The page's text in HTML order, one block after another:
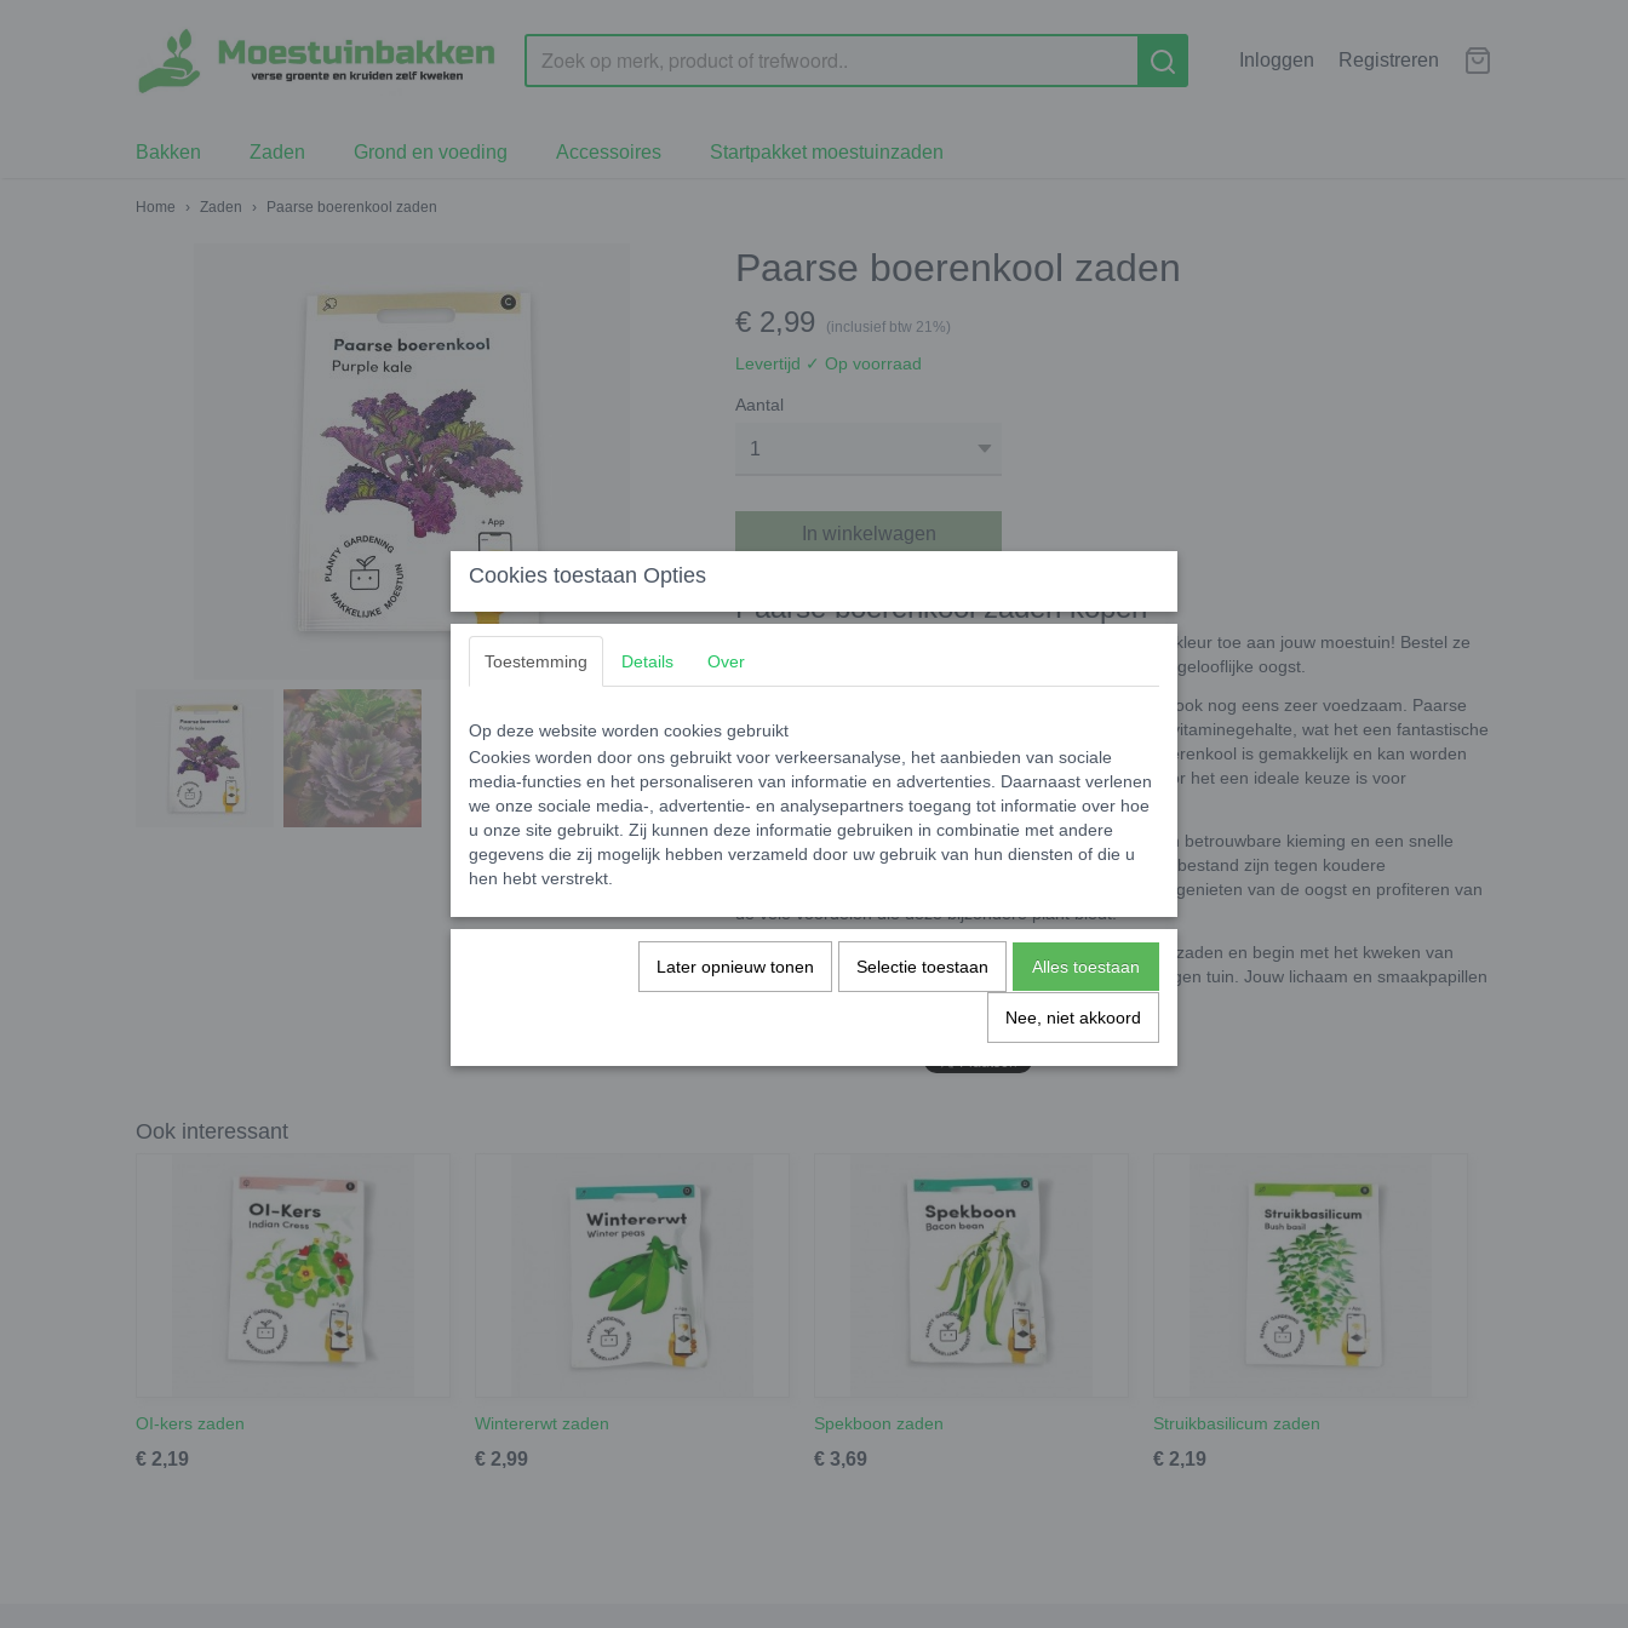
Inloggen Registreren
Bakken Zaden Grond en voeding Accessoires Startpakket moestuinzaden
Home › Zaden › Paarse boerenkool zaden
Paarse boerenkool zaden
€ 2,99 (inclusief btw 21%)
Levertijd ✓ Op voorraad
Aantal
In winkelwagen
Paarse boerenkool zaden kopen
Ontdek de unieke, paarse boerenkoolzaden en voeg wat kleur toe aan jouw moestuin! Bestel ze
vandaag nog hier bij ons en geniet binnenkort van een ongelooflijke oogst.
Deze zaden zijn niet alleen mooi om naar te kijken, maar ook nog eens zeer voedzaam. Paarse
boerenkool staat bekend om zijn hoge antioxidanten- en vitaminegehalte, wat het een fantastische
aanvulling maakt op jouw dieet. Het kweken van deze boerenkool is gemakkelijk en kan worden
gedaan in zowel volle grond als in een container, waardoor het een ideale keuze is voor
beginnende en ervaren tuiniers.
Met onze paarse boerenkoolzaden kun je rekenen op een betrouwbare kieming en een snelle
groei. Bovendien zijn de planten winterhard, waardoor ze bestand zijn tegen koudere
temperaturen en langere groeiperiodes. Zo kun je langer genieten van de oogst en profiteren van
de vele voordelen die deze bijzondere plant biedt.
Waar wacht je nog op? Bestel nu jouw paarse boerenkoolzaden en begin met het kweken van
deze kleurrijke, gezonde en smakelijke groente in jouw eigen tuin. Jouw lichaam en smaakpapillen
Ook interessant
OI-kers zaden
€ 2,19
Wintererwt zaden
€ 2,99
Spekboon zaden
€ 3,69
Struikbasilicum zaden
€ 2,19
Cookies toestaan Opties
Toestemming Details Over
Op deze website worden cookies gebruikt
Cookies worden door ons gebruikt voor verkeersanalyse, het aanbieden van sociale
media-functies en het personaliseren van informatie en advertenties. Daarnaast verlenen
we onze sociale media-, advertentie- en analysepartners toegang tot informatie over hoe
u onze site gebruikt. Zij kunnen deze informatie gebruiken in combinatie met andere
gegevens die zij mogelijk hebben verzameld door uw gebruik van hun diensten of die u
hen hebt verstrekt.
Later opnieuw tonen Selectie toestaan Alles toestaan
Nee, niet akkoord